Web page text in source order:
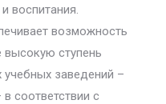
воспитания.
возможность
ступень
заведений –
соответствии с